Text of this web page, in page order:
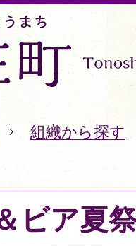
組織から探す
ビア夏